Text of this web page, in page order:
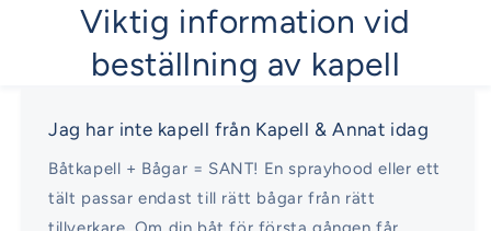
Viktig information vid
beställning av kapell
Jag har inte kapell från Kapell & Annat idag
Båtkapell + Bågar = SANT! En sprayhood eller ett
tält passar endast till rätt bågar från rätt